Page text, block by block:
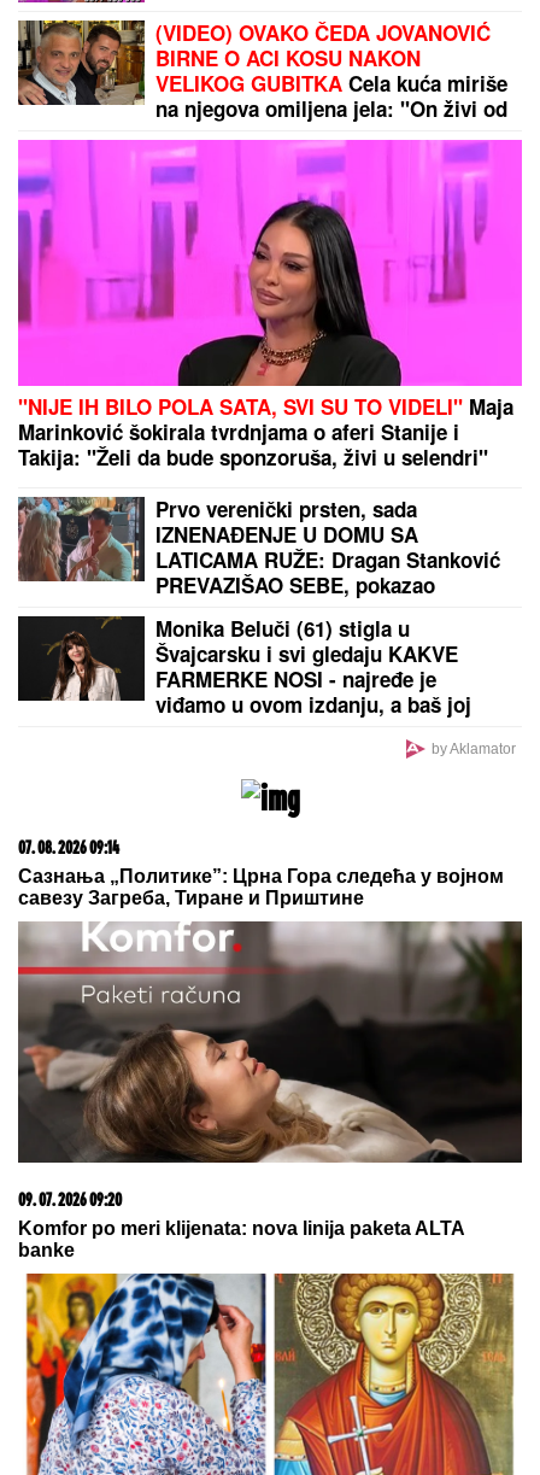
SOBOM! Španac počistio Lehečku i
otišao u četvrtfinale Montreala
"SRAMOTA ME OD NJE"
Asmin
Durdžić SUROVO O MAJCI Mevlidi
nakon što je dala svoj sud o Maji
Marinković: "Mora da bude svesna
da je domaćica!"
Slika Megan Markl iz SREDNJE ŠKOLE zapanjila
ljude: "OPERISALA JE NOS", tvrde plastični hirurzi:
Razlika "pre i posle" ne može da se prenebegne -
vojvotkinja pokrenula trend u estetskoj hirurgiji
Evo kada Asmin
Durdžić napušta Srbiju i ide u
Dubrovnik: "Sto posto će biti tada"
BIRNE O ACI KOSU NAKON
VELIKOG GUBITKACela kuća miriše
na njegova omiljena jela: "On živi od
ljubavi"
"NIJE IH BILO POLA SATA, SVI SU TO VIDELI"
Marinković šokirala tvrdnjama o aferi Stanije i
Takija: "Želi da bude sponzoruša, živi u selendri"
Prvo verenički prsten, sada
IZNENAĐENJE U DOMU SA
LATICAMA RUŽE: Dragan Stanković
PREVAZIŠAO SEBE, pokazao
Aleksandri koliko je VOLI! (FOTO)
Monika Beluči (61) stigla u
Švajcarsku i svi gledaju KAKVE